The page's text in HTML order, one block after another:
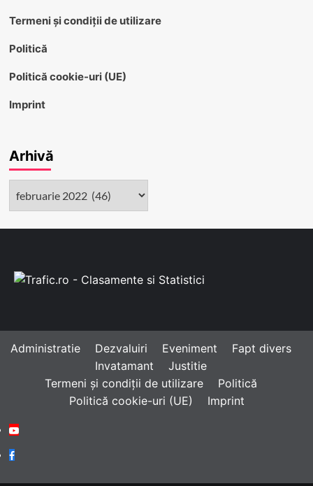
Termeni și condiții de utilizare
Politică
Politică cookie-uri (UE)
Imprint
Arhivă
Administratie Dezvaluiri Eveniment
Fapt divers
Invatamant
Justitie
Termeni și condiții de utilizare
Politică
Politică cookie-uri (UE)
Imprint
Youtube
Facebook